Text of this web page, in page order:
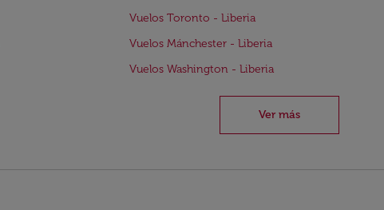
Vuelos Toronto - Liberia
Vuelos Mánchester - Liberia
Vuelos Washington - Liberia
Ver más